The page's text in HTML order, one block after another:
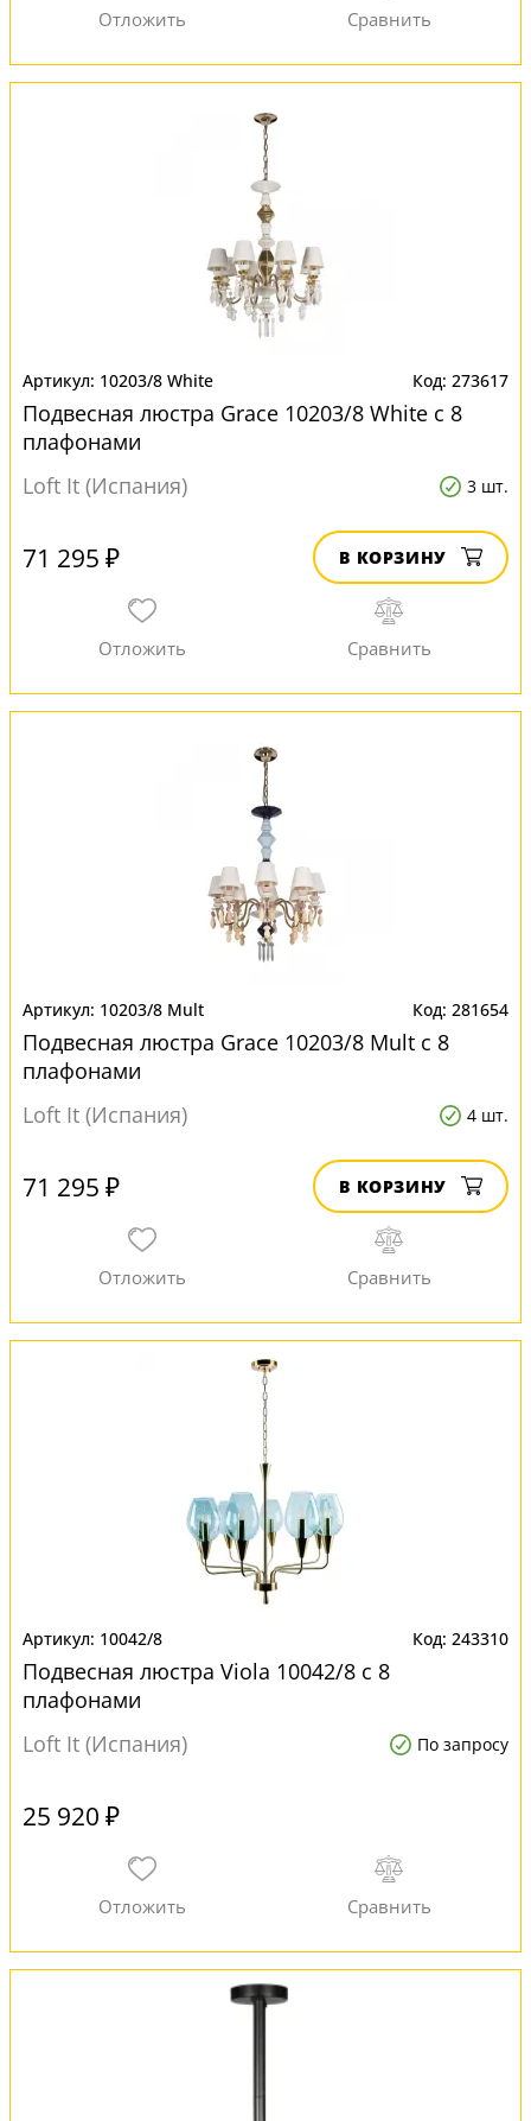
10203/8 White 273617
Подвесная люстра Grace 10203/8 White с 8
плафонами
Loft It (Испания)
3 шт.
71 295 ₽ В КОРЗИНУ
10203/8 Mult 281654
Подвесная люстра Grace 10203/8 Mult с 8
плафонами
Loft It (Испания)
4 шт.
71 295 ₽ В КОРЗИНУ
10042/8 243310
Подвесная люстра Viola 10042/8 с 8
плафонами
Loft It (Испания)
По запросу
25 920 ₽